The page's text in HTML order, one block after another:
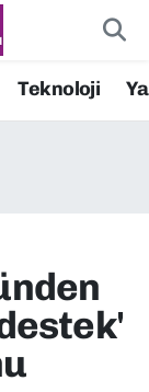
Teknoloji